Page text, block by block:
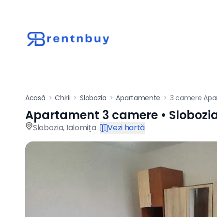
Acasă > Chirii > Slobozia > Apartamente > 3 camere
Apartament de
Apartament 3 camere •
Slobozia, Ialomița Vezi hartă